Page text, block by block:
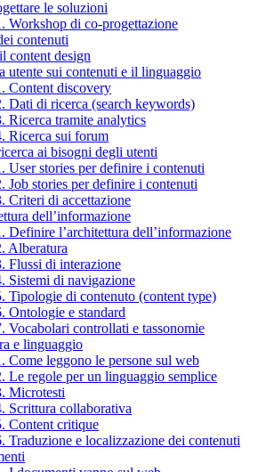
le soluzioni
Workshop di co-progettazione
contenuti
content design
utente sui contenuti e il linguaggio
Content discovery
Dati di ricerca (search keywords)
Ricerca tramite analytics
Ricerca sui forum
ai bisogni degli utenti
User stories per definire i contenuti
Job stories per definire i contenuti
Criteri di accettazione
dell’informazione
Definire l’architettura dell’informazione
Alberatura
Flussi di interazione
Sistemi di navigazione
Tipologie di contenuto (content type)
Ontologie e standard
Vocabolari controllati e tassonomie
e linguaggio
Come leggono le persone sul web
Le regole per un linguaggio semplice
Microtesti
Scrittura collaborativa
Content critique
Traduzione e localizzazione dei contenuti